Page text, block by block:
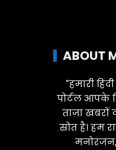
ABOUT
"हमारी
पोर्टल आपके
ताज़ा खबरों
स्रोत है। हम
मनोरंजन,